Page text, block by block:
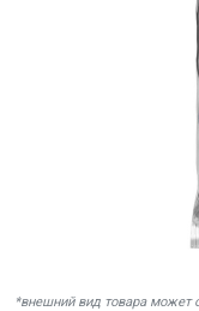
*внешний вид товара может